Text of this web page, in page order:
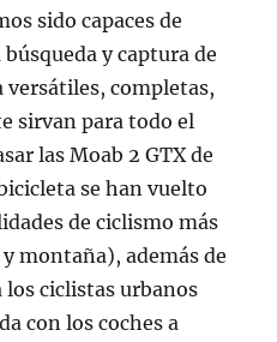
sido capaces de
y captura de
versátiles, completas,
sirvan para todo el
las Moab 2 GTX de
se han vuelto
de ciclismo más
montaña), además de
los ciclistas urbanos
con los coches a